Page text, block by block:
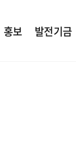
홍보 발전기금